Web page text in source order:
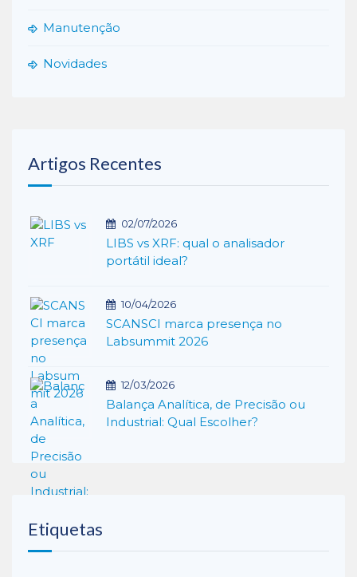
Manutenção
Novidades
Artigos Recentes
02/07/2026
LIBS vs XRF: qual o analisador
portátil ideal?
10/04/2026
SCANSCI marca presença no
Labsummit 2026
12/03/2026
Balança Analítica, de Precisão ou
Industrial: Qual Escolher?
Etiquetas